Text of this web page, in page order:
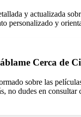
y actualizada
personalizado y
Cerca de
sobre las
dudes en